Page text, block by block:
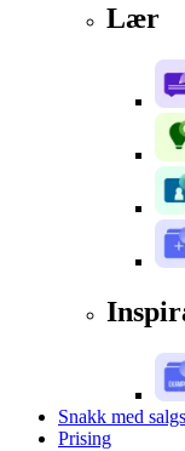
Lær
Snakk med
Prising